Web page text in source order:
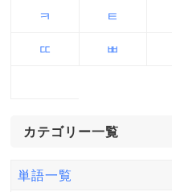
ㅋ ㅌ
ㄸ ㅃ
カテゴリー一覧
単語一覧